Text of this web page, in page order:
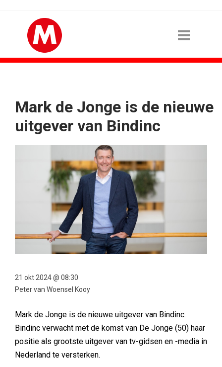
Mark de Jonge is de nieuwe
uitgever van Bindinc
21 okt 2024 @ 08:30
Peter van Woensel Kooy
Mark de Jonge is de nieuwe uitgever van Bindinc.
Bindinc verwacht met de komst van De Jonge (50) haar
positie als grootste uitgever van tv-gidsen en -media in
Nederland te versterken.